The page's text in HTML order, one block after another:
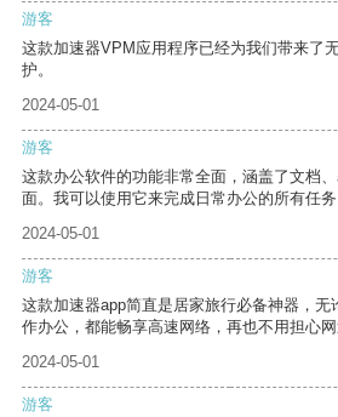
游客
这款加速器VPM应用程序已经为我们带来了
护。
2024-05-01
游客
这款办公软件的功能非常全面，涵盖了文档
面。我可以使用它来完成日常办公的所有任务
2024-05-01
游客
这款加速器app简直是居家旅行必备神器，
作办公，都能畅享高速网络，再也不用担心网
2024-05-01
游客